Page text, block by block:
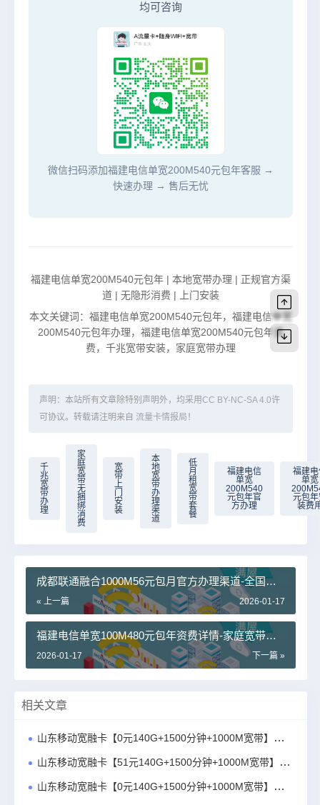
均可咨询
微信扫码添加福建电信单宽200M540元包年客服 →
快速办理 → 售后无忧
福建电信单宽200M540元包年 | 本地宽带办理 | 正规官方渠
道 | 无隐形消费 | 上门安装
本文关键词：福建电信单宽200M540元包年，福建电信单宽
200M540元包年办理，福建电信单宽200M540元包年资
费，千兆宽带安装，家庭宽带办理
声明：本站所有文章除特别声明外，均采用CC BY-NC-SA 4.0许
可协议。转载请注明来自 流量卡情报局 ！
千
兆
宽
带
办
理
家
庭
宽
带
无
捆
绑
消
费
宽
带
上
门
安
装
本
地
宽
带
办
理
渠
道
低
月
租
宽
带
套
餐
福建电信
单宽
200M540
元包年官
方办理
福建
单宽
元包
装费
成都联通融合1000M56元包月官方办理渠道-全国通
用无隐形消费
« 上一篇 2026-01-17
福建电信单宽100M480元包年资费详情-家庭宽带办
理-福建电信单宽100M480元包年安装费用
下一篇 »
2026-01-17
相关文章
山东移动宽融卡【0元140G+1500分钟+1000M宽带】官方办理入口
山东移动宽融卡【51元140G+1500分钟+1000M宽带】官方办理入口
山东移动宽融卡【0元140G+1500分钟+1000M宽带】官方办理入口